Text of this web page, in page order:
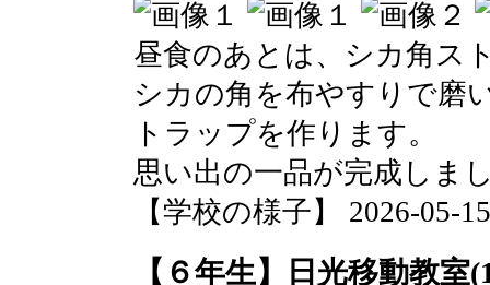
昼食のあとは、シカ角ス
シカの角を布やすりで磨
トラップを作ります。
思い出の一品が完成しま
【学校の様子】 2026-05-
【６年生】日光移動教室